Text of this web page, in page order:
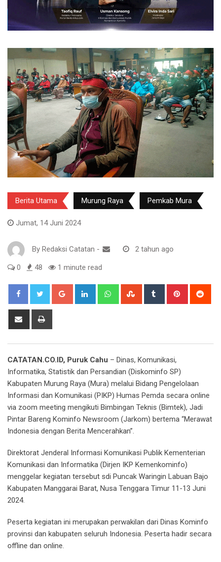
Berita Utama Murung Raya Pemkab Mura
Jumat, 14 Juni 2024
By Redaksi Catatan - 2 tahun ago
0 48 1 minute read
Google+ LinkedIn WhatsappStumbleUpon
Tumblr Pinterest
Share
CATATAN.CO.ID, Puruk Cahu – Dinas, Komunikasi,
Informatika, Statistik dan Persandian (Diskominfo SP)
Kabupaten Murung Raya (Mura) melalui Bidang Pengelolaan
Informasi dan Komunikasi (PIKP) Humas Pemda secara online
via zoom meeting mengikuti Bimbingan Teknis (Bimtek), Jadi
Pintar Bareng Kominfo Newsroom (Jarkom) bertema “Merawat
Indonesia dengan Berita Mencerahkan”.
Direktorat Jenderal Informasi Komunikasi Publik Kementerian
Komunikasi dan Informatika (Dirjen IKP Kemenkominfo)
menggelar kegiatan tersebut sdi Puncak Waringin Labuan Bajo
Kabupaten Manggarai Barat, Nusa Tenggara Timur 11-13 Juni
2024.
Peserta kegiatan ini merupakan perwakilan dari Dinas Kominfo
provinsi dan kabupaten seluruh Indonesia. Peserta hadir secara
offline dan online.